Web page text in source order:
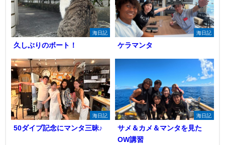
海日記
久しぶりのボート！
海日記
ケラマンタ
海日記
50ダイブ記念にマンタ三昧♪
海日記
サメ＆カメ＆マンタを見た
OW講習